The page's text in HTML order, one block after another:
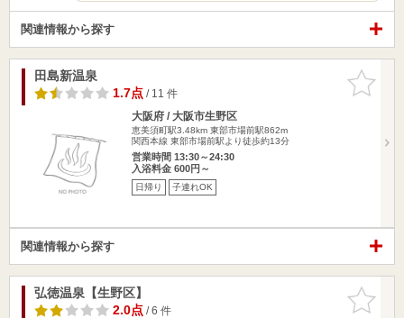
関連情報から探す
お気に入
りに追加
田島新温泉
1.7点/ 11 件
大阪府 / 大阪市生野区
恵美須町駅3.48km 東部市場前駅862m
関西本線 東部市場前駅より徒歩約13分
営業時間 13:30～24:30
入浴料金 600円～
日帰り 子連れOK
関連情報から探す
お気に入
りに追加
弘徳温泉【生野区】
2.0点/ 6 件